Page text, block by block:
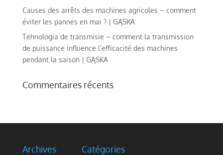
Causes des arrêts des machines agricoles – comment
éviter les pannes en mai ? | GĄSKA
Tehnologia de transmisie – comment la transmission
de puissance influence l’efficacité des machines
pendant la saison | GĄSKA
Commentaires récents
Archives Catégories